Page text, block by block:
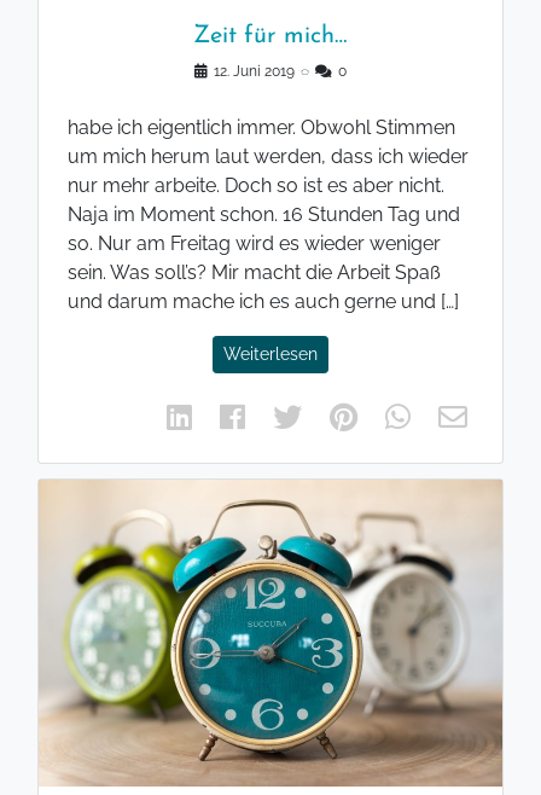
Zeit für mich…
12. Juni 2019 ◌ 0
habe ich eigentlich immer. Obwohl Stimmen
um mich herum laut werden, dass ich wieder
nur mehr arbeite. Doch so ist es aber nicht.
Naja im Moment schon. 16 Stunden Tag und
so. Nur am Freitag wird es wieder weniger
sein. Was soll’s? Mir macht die Arbeit Spaß
und darum mache ich es auch gerne und […]
Weiterlesen